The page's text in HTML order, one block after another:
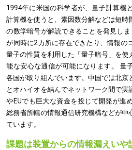
1994年に米国の科学者が、量子計算機
計算機を使うと、素因数分解などは短時
の数学暗号が解読できることを発見し
が同時に2カ所に存在できたり、情報の
量子の性質を利用した「量子暗号」を使
能な安心な通信が可能になります。 量
各国が取り組んでいます。中国では北京
とオハイオを結んでネットワーク間で実
やEUでも巨大な資金を投じて開発が進
総務省所轄の情報通信研究機構などが中
ています。
課題は装置からの情報漏えいや